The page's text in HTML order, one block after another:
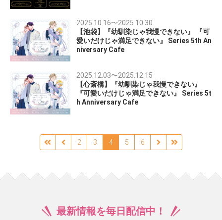
2025.10.16〜2025.10.30
【池袋】『幼馴染じゃ我慢できない』 『可
愛いだけじゃ満足できない』 Series 5th An
niversary Cafe
2025.12.03〜2025.12.15
【心斎橋】『幼馴染じゃ我慢できない』
『可愛いだけじゃ満足できない』 Series 5t
h Anniversary Cafe
2 3 4 5 6
最新情報を毎日配信中！